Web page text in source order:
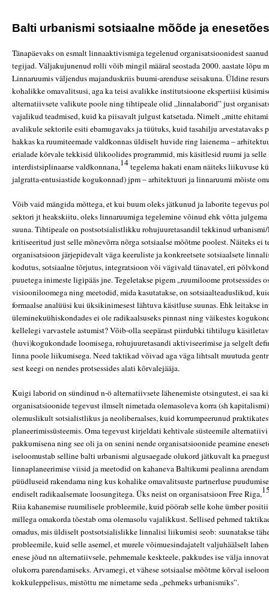
Balti urbanismi sotsiaalne mõõde ja
Tänapäevaks on esmalt linnaaktivismiga tegelenud organisatsioonidest
tegijad. Väljakujunenud rolli võib mingil määral seostada 2000. aastate lõpu
Linnaruumis väljendus majanduskriis buumi-arenduse seisakuna. Üldine
kohalikke omavalitsusi, aga ka teisi avalikke institutsioone ekspertiisi
alternatiivsete valikute poole ning tihtipeale olid „linnalaborid” just
vajalikud teadmised, kuid ka piisavalt julgust katsetada. Nimelt „mitte
avalikule sektorile esiti ebamugavaks ja tüütuks, kuid tasahilju arvestatavaks
hakkas ka ruumiteemade valdkonnas üldiselt huvide ring laienema –
erialade kõrvale tekkisid ülikoolides programmid, mis käsitlesid ruumi ja selle
interdistsiplinaarse valdkonnana,14tegelema hakati enam näiteks liikuvuse
jalgratta-entusiastide kogukonnad) jpm – arhitektuuri ja linnaruumi mõiste
Võib vaid mängida mõttega, et kui buum oleks jätkunud ja laborite tegevus
sektori jt heakskiitu, oleks linnaruumiga tegelemine võinud ehk võtta
suuna. Tihtipeale on postsotsialistlikku rohujuuretasandil tekkinud
kritiseeritud just selle mõnevõrra nõrga sotsiaalse mõõtme poolest. Näiteks ei
organisatsioon järjepidevalt väga keeruliste ja konkreetsete sotsiaalsete
kodutus, sotsiaalne tõrjutus, integratsioon või vägivald tänavatel, eri
puuetega inimeste ligipääs jne. Tegeletakse pigem „ruumiloome protsessides
visiooniloomega ning meetodid, mida kasutatakse, on sotsiaalteaduslikud,
formaalse analüüsi kui üksikinimesest lähtuva käsitluse suunas. Ehk leitakse
üleminekuühiskondades ei ole radikaalsuseks pinnast ning väikestes
kellelegi varvastele astumist? Võib-olla seepärast piirdubki tihtilugu
(huvi)kogukondade loomisega, rohujuuretasandi aktiviseerimise ja selgelt
linna poole liikumisega. Need taktikad võivad aga väga lihtsalt muutuda
sest keegi on nendes protsessides alati kõrvalejääja.
Kuigi laborid on sündinud n-ö alternatiivsete lähenemiste otsingutest, ei saa
organisatsioonide tegevust ilmselt nimetada olemasoleva korra (sh
olemuslikult sotsialistlikus ja neoliberaalses, kuid korrumpeerunud
planeerimissüsteemis. Oma tegevust kirjeldati kehtivale süsteemile
pakkumisena ning see oli ja on senini nende organisatsioonide peamine
iseloomustab selline balti urbanismi algusaegade olukord jätkuvalt ka
linnaplaneerimise viisid ja meetodid on kahaneva Baltikumi pealinna
püüdluseid rakendama ning kus kohalike omavalitsuste partnerluse
endiselt radikaalsemate loosungitega. Üks neist on organisatsioon Free Riga,
Riia kahanemise ruumilisele probleemile, kuid pöörab selle kohe ümber
millega omakorda tõestab oma olemasolu vajalikkust. Sellised pehmed
omadus, mis üldiselt postsotsialislikke linnalisi liikumisi seob: suunatakse
probleemile, kuid selle asemel, et murele võimuesindajatelt valjuhäälselt
enese jõud nn alternatiivsele, pehmemale keskteele, pakkudes ise välja
olukorra parendamiseks. Arvamegi, et vähese sotsiaalse mõõtme kõrval
kokkuleppelisus, mistõttu me nimetame seda „pehmeks urbanismiks”.